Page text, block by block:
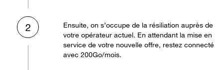
2
Ensuite, on s’occupe de la résiliation auprès de
votre opérateur actuel. En attendant la mise en
service de votre nouvelle offre, restez connecté
avec 200Go/mois.